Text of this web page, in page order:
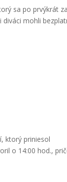
sa po prvýkrát
mohli
ktorý priniesol
o 14:00 hod.,